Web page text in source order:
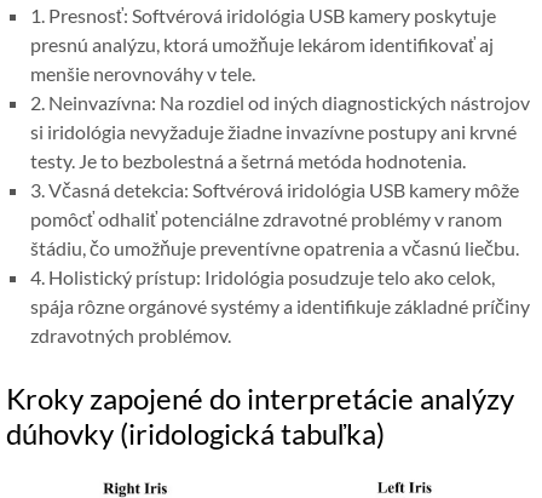
1. Presnosť: Softvérová iridológia USB kamery poskytuje
presnú analýzu, ktorá umožňuje lekárom identifikovať aj
menšie nerovnováhy v tele.
2. Neinvazívna: Na rozdiel od iných diagnostických nástrojov
si iridológia nevyžaduje žiadne invazívne postupy ani krvné
testy. Je to bezbolestná a šetrná metóda hodnotenia.
3. Včasná detekcia: Softvérová iridológia USB kamery môže
pomôcť odhaliť potenciálne zdravotné problémy v ranom
štádiu, čo umožňuje preventívne opatrenia a včasnú liečbu.
4. Holistický prístup: Iridológia posudzuje telo ako celok,
spája rôzne orgánové systémy a identifikuje základné príčiny
zdravotných problémov.
Kroky zapojené do interpretácie analýzy
dúhovky (iridologická tabuľka)